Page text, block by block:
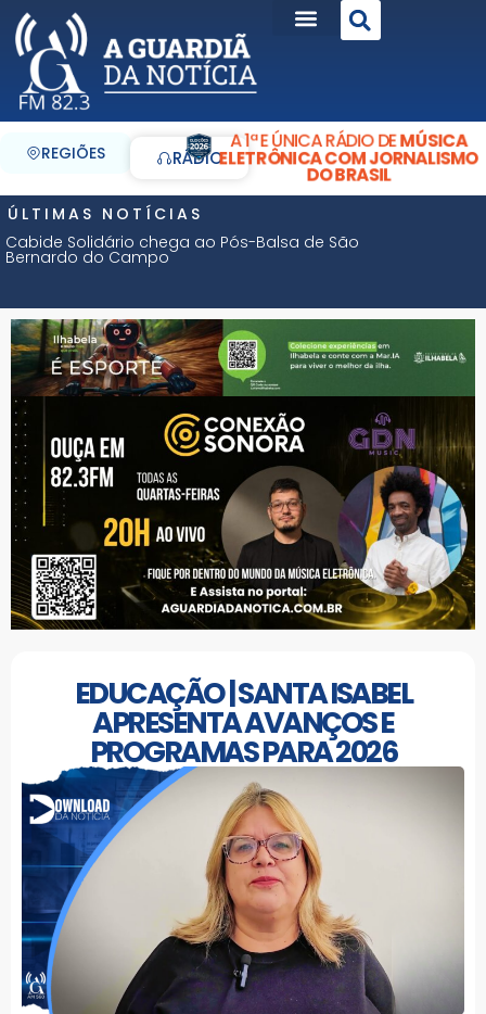
REGIÕES RÁDIO
A 1ª E ÚNICA RÁDIO DEMÚSICA
ELETRÔNICA COM JORNALISMO
DO BRASIL
ÚLTIMAS NOTÍCIAS
Cabide Solidário chega ao Pós-Balsa de São
Bernardo do Campo
EDUCAÇÃO | SANTA ISABEL
APRESENTA AVANÇOS E
PROGRAMAS PARA 2026